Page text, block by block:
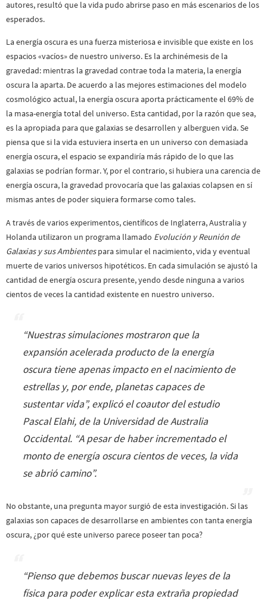
autores, resultó que la vida pudo abrirse paso en más escenarios de los
esperados.
La energía oscura es una fuerza misteriosa e invisible que existe en los
espacios «vacíos» de nuestro universo. Es la archinémesis de la
gravedad: mientras la gravedad contrae toda la materia, la energía
oscura la aparta. De acuerdo a las mejores estimaciones del modelo
cosmológico actual, la energía oscura aporta prácticamente el 69% de
la masa-energía total del universo. Esta cantidad, por la razón que sea,
es la apropiada para que galaxias se desarrollen y alberguen vida. Se
piensa que si la vida estuviera inserta en un universo con demasiada
energía oscura, el espacio se expandiría más rápido de lo que las
galaxias se podrían formar. Y, por el contrario, si hubiera una carencia de
energía oscura, la gravedad provocaría que las galaxias colapsen en sí
mismas antes de poder siquiera formarse como tales.
A través de varios experimentos, científicos de Inglaterra, Australia y
Holanda utilizaron un programa llamado Evolución y Reunión de
Galaxias y sus Ambientespara simular el nacimiento, vida y eventual
muerte de varios universos hipotéticos. En cada simulación se ajustó la
cantidad de energía oscura presente, yendo desde ninguna a varios
cientos de veces la cantidad existente en nuestro universo.
“Nuestras simulaciones mostraron que la
expansión acelerada producto de la energía
oscura tiene apenas impacto en el nacimiento de
estrellas y, por ende, planetas capaces de
sustentar vida”, explicó el coautor del estudio
Pascal Elahi, de la Universidad de Australia
Occidental. “A pesar de haber incrementado el
monto de energía oscura cientos de veces, la vida
se abrió camino”.
No obstante, una pregunta mayor surgió de esta investigación. Si las
galaxias son capaces de desarrollarse en ambientes con tanta energía
oscura, ¿por qué este universo parece poseer tan poca?
“Pienso que debemos buscar nuevas leyes de la
física para poder explicar esta extraña propiedad